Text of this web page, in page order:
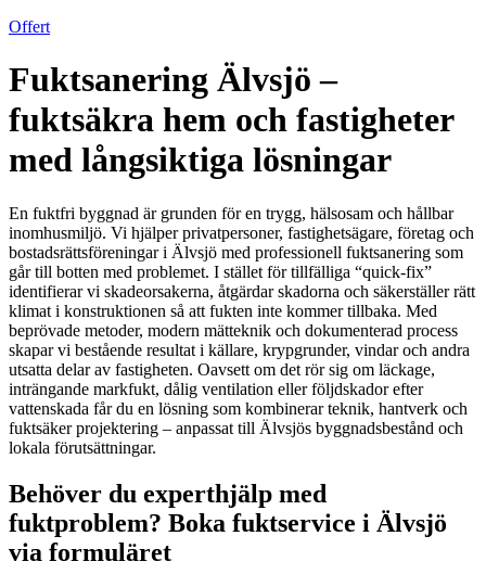
Offert
Fuktsanering Älvsjö –
fuktsäkra hem och fastigheter
med långsiktiga lösningar
En fuktfri byggnad är grunden för en trygg, hälsosam och hållbar
inomhusmiljö. Vi hjälper privatpersoner, fastighetsägare, företag och
bostadsrättsföreningar i Älvsjö med professionell fuktsanering som
går till botten med problemet. I stället för tillfälliga “quick-fix”
identifierar vi skadeorsakerna, åtgärdar skadorna och säkerställer rätt
klimat i konstruktionen så att fukten inte kommer tillbaka. Med
beprövade metoder, modern mätteknik och dokumenterad process
skapar vi bestående resultat i källare, krypgrunder, vindar och andra
utsatta delar av fastigheten. Oavsett om det rör sig om läckage,
inträngande markfukt, dålig ventilation eller följdskador efter
vattenskada får du en lösning som kombinerar teknik, hantverk och
fuktsäker projektering – anpassat till Älvsjös byggnadsbestånd och
lokala förutsättningar.
Behöver du experthjälp med
fuktproblem? Boka fuktservice i Älvsjö
via formuläret